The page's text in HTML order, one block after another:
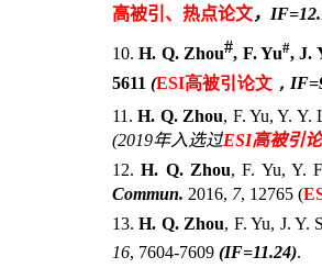
高被引、热点论文，
10. H. Q. Zhou#, F. Yu#, J.
5611 (ESI高被引论文 ，
11. H. Q. Zhou, F. Yu, Y. Y.
(2019年入选过ESI高被引
12. H. Q. Zhou, F. Yu, Y.
Commun. 2016, 7, 12765 (
13. H. Q. Zhou, F. Yu, J. Y.
16, 7604-7609 (IF=11.24).